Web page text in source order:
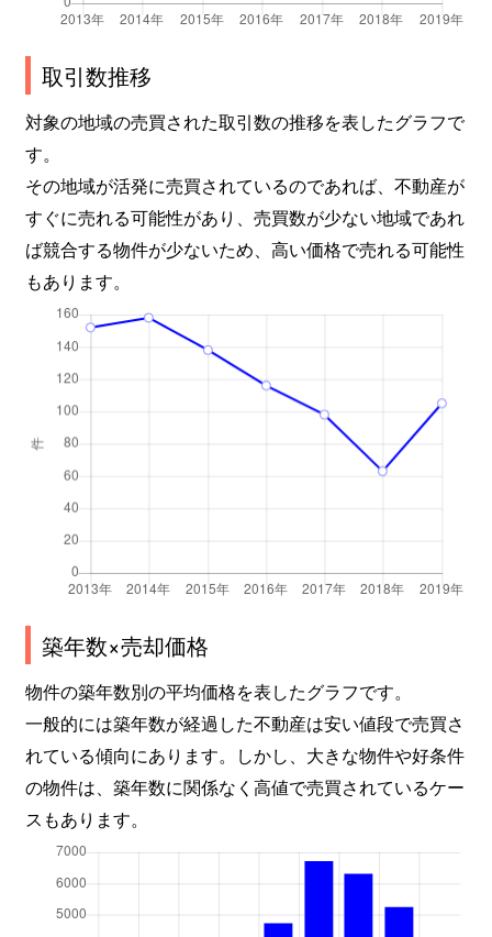
取引数推移
対象の地域の売買された取引数の推移を表したグラフで
す。
その地域が活発に売買されているのであれば、不動産が
すぐに売れる可能性があり、売買数が少ない地域であれ
ば競合する物件が少ないため、高い価格で売れる可能性
もあります。
築年数×売却価格
物件の築年数別の平均価格を表したグラフです。
一般的には築年数が経過した不動産は安い値段で売買さ
れている傾向にあります。しかし、大きな物件や好条件
の物件は、築年数に関係なく高値で売買されているケー
スもあります。